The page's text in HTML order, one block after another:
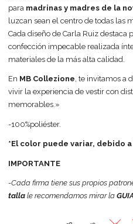
para madrinas y madres de la
luzcan sean el centro de todas las
Cada diseño de Carla Ruiz destaca
confección impecable realizada
materiales de la más alta calidad.
En MB Collezione, te invitamos a
vivir la experiencia de vestir con
memorables.»
-100%poliéster.
*El color puede variar, debido a
IMPORTANTE
-Cada firma tiene sus propios
talla le recomendamos mirar la